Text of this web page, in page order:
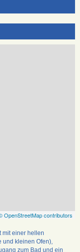
OpenStreetMap contributors
mit einer hellen
und kleinen Ofen),
zum Bad und ein